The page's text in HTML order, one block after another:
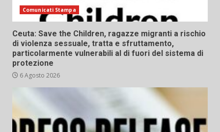
Comunicati Stampa
Ceuta: Save the Children, ragazze migranti a rischio
di violenza sessuale, tratta e sfruttamento,
particolarmente vulnerabili al di fuori del sistema di
protezione
6 Agosto 2026